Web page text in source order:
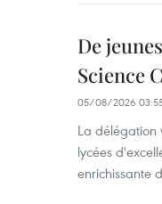
De
Science
05/08/2026
La délégation
lycées
enrichissante